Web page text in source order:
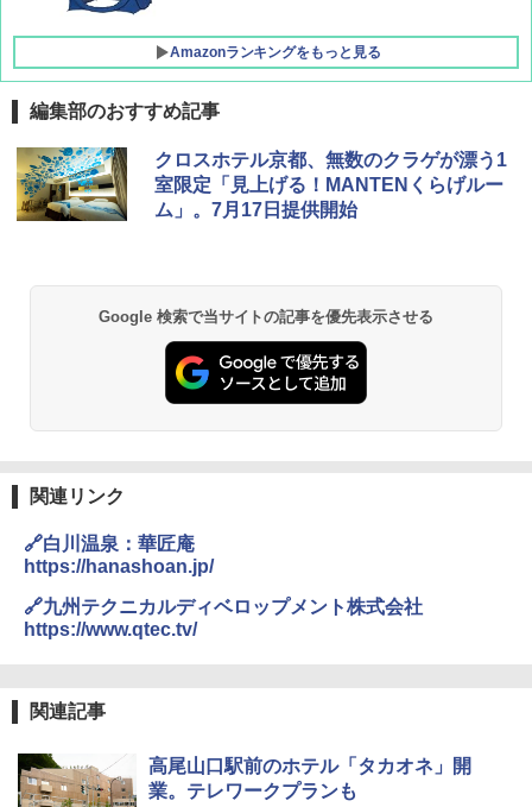
￥15,990
Amazonランキングをもっと見る
編集部のおすすめ記事
クロスホテル京都、無数のクラゲが漂う1
室限定「見上げる！MANTENくらげルー
ム」。7月17日提供開始
Google 検索で当サイトの記事を優先表示させる
関連リンク
🔗白川温泉：華匠庵
https://hanashoan.jp/
🔗九州テクニカルディベロップメント株式会社
https://www.qtec.tv/
関連記事
高尾山口駅前のホテル「タカオネ」開
業。テレワークプランも